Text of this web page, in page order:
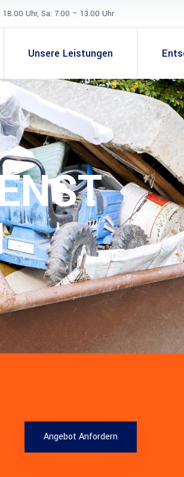
Uhr, Sa: 7.00 – 13.00 Uhr
Unsere Leistungen
Angebot Anfordern